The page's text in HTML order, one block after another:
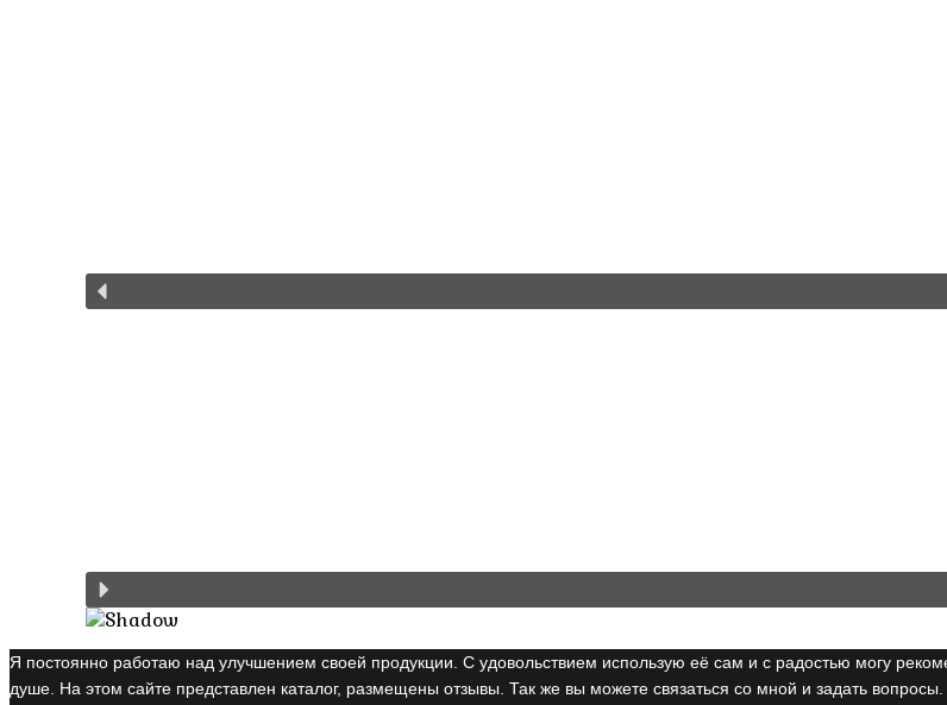
Я постоянно работаю над улучшением своей продукции. С удовольствием использую её сам и с радостью могу
душе. На этом сайте представлен каталог, размещены отзывы. Так же вы можете связаться со мной и задать